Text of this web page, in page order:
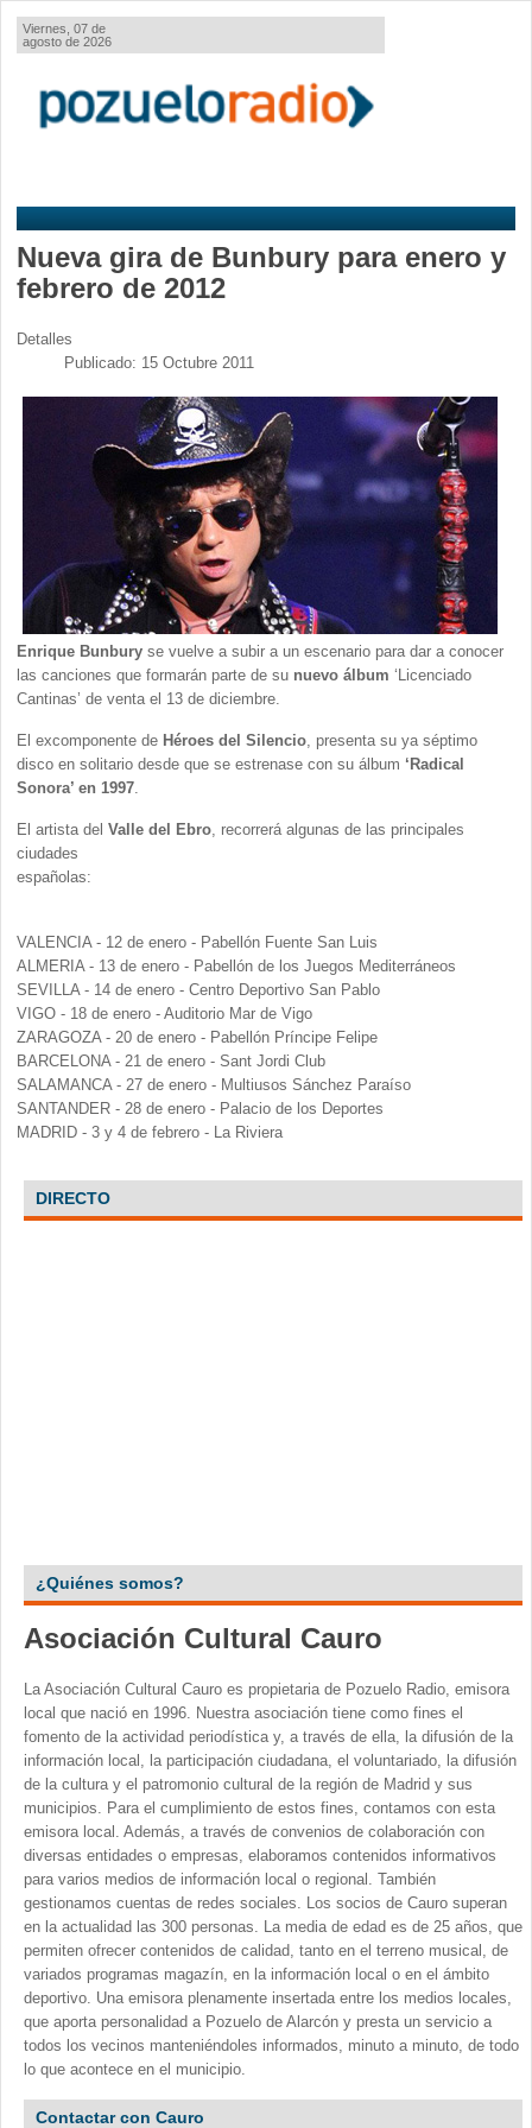
Viernes, 07 de
agosto de 2026
Nueva gira de Bunbury para enero y
febrero de 2012
Detalles
Publicado: 15 Octubre 2011
Enrique Bunbury se vuelve a subir a un escenario para dar a conocer
las canciones que formarán parte de su nuevo álbum ‘Licenciado
Cantinas’ de venta el 13 de diciembre.
El excomponente de Héroes del Silencio, presenta su ya séptimo
disco en solitario desde que se estrenase con su álbum ‘Radical
Sonora’ en 1997.
El artista del Valle del Ebro, recorrerá algunas de las principales
ciudades
españolas:
VALENCIA - 12 de enero - Pabellón Fuente San Luis
ALMERIA - 13 de enero - Pabellón de los Juegos Mediterráneos
SEVILLA - 14 de enero - Centro Deportivo San Pablo
VIGO - 18 de enero - Auditorio Mar de Vigo
ZARAGOZA - 20 de enero - Pabellón Príncipe Felipe
BARCELONA - 21 de enero - Sant Jordi Club
SALAMANCA - 27 de enero - Multiusos Sánchez Paraíso
SANTANDER - 28 de enero - Palacio de los Deportes
MADRID - 3 y 4 de febrero - La Riviera
DIRECTO
¿Quiénes somos?
Asociación Cultural Cauro
La Asociación Cultural Cauro es propietaria de Pozuelo Radio, emisora
local que nació en 1996. Nuestra asociación tiene como fines el
fomento de la actividad periodística y, a través de ella, la difusión de la
información local, la participación ciudadana, el voluntariado, la difusión
de la cultura y el patromonio cultural de la región de Madrid y sus
municipios. Para el cumplimiento de estos fines, contamos con esta
emisora local. Además, a través de convenios de colaboración con
diversas entidades o empresas, elaboramos contenidos informativos
para varios medios de información local o regional. También
gestionamos cuentas de redes sociales. Los socios de Cauro superan
en la actualidad las 300 personas. La media de edad es de 25 años, que
permiten ofrecer contenidos de calidad, tanto en el terreno musical, de
variados programas magazín, en la información local o en el ámbito
deportivo. Una emisora plenamente insertada entre los medios locales,
que aporta personalidad a Pozuelo de Alarcón y presta un servicio a
todos los vecinos manteniéndoles informados, minuto a minuto, de todo
lo que acontece en el municipio.
Contactar con Cauro